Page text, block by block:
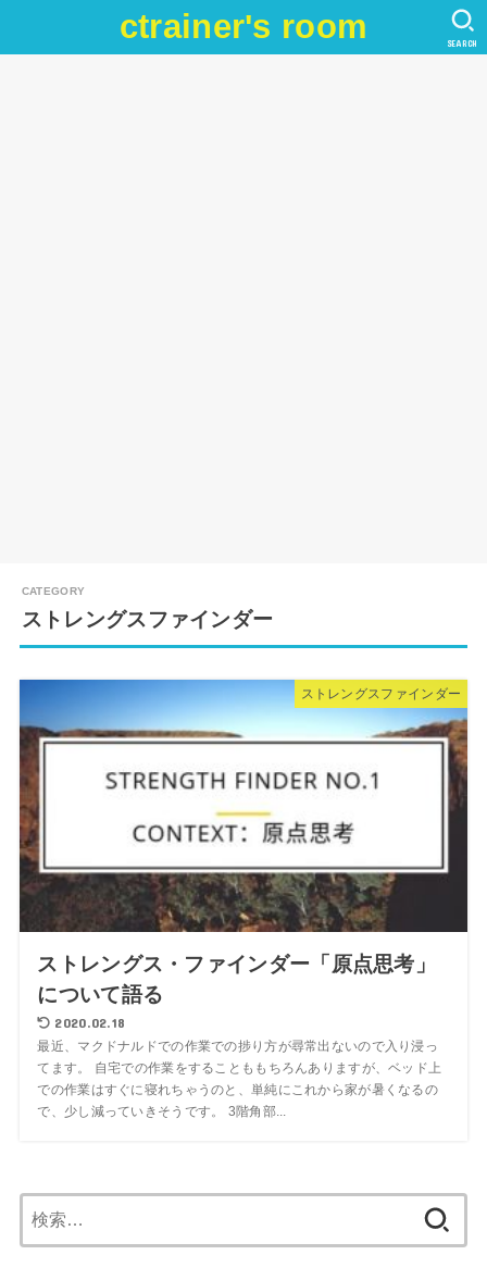
ctrainer's room SEARCH
ストレングスファインダー
ストレングスファインダー
ストレングス・ファインダー「原点思考」
について語る
2020.02.18
最近、マクドナルドでの作業での捗り方が尋常出ないので入り浸っ
てます。 自宅での作業をすることももちろんありますが、ベッド上
での作業はすぐに寝れちゃうのと、単純にこれから家が暑くなるの
で、少し減っていきそうです。 3階角部...
索: